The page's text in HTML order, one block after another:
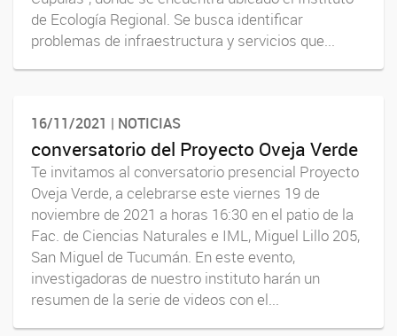
de Ecología Regional. Se busca identificar
problemas de infraestructura y servicios que...
16/11/2021 | NOTICIAS
conversatorio del Proyecto Oveja Verde
Te invitamos al conversatorio presencial Proyecto
Oveja Verde, a celebrarse este viernes 19 de
noviembre de 2021 a horas 16:30 en el patio de la
Fac. de Ciencias Naturales e IML, Miguel Lillo 205,
San Miguel de Tucumán. En este evento,
investigadoras de nuestro instituto harán un
resumen de la serie de videos con el...